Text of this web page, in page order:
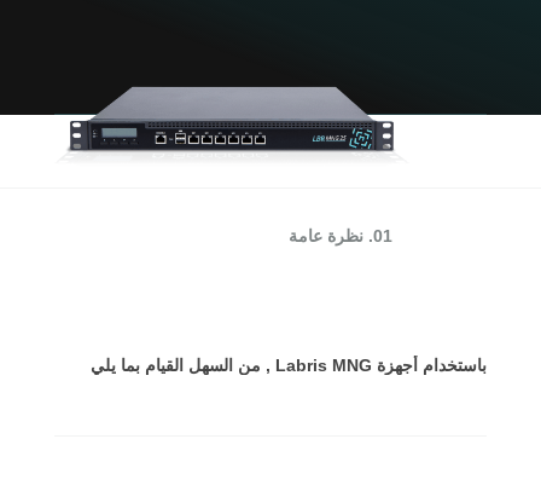
01. نظرة عامة
باستخدام أجهزة Labris MNG , من السهل القيام بما يلي